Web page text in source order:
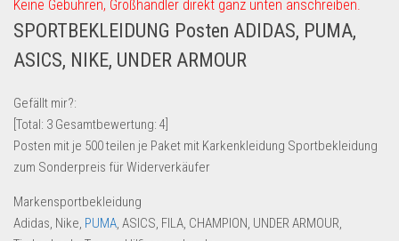
Kosmetik & Pflege
Lebensmittel & Getränke
Multimedia & Elektro
Münzen
Spielzeug & Games
Schuhe & Accessoires
Uhren & Schmuck
Keine Gebühren, Großhändler direkt ganz unten anschreiben.
SPORTBEKLEIDUNG Posten ADIDAS, PUMA,
ASICS, NIKE, UNDER ARMOUR
Gefällt mir?:
[Total: 3 Gesamtbewertung: 4
Posten mit je 500 teilen je Paket mit Karkenkleidung Sportbekleidung
zum Sonderpreis für Widerverkäufer
Markensportbekleidung
Adidas, Nike, PUMA, ASICS, FILA, CHAMPION, UNDER ARMOUR,